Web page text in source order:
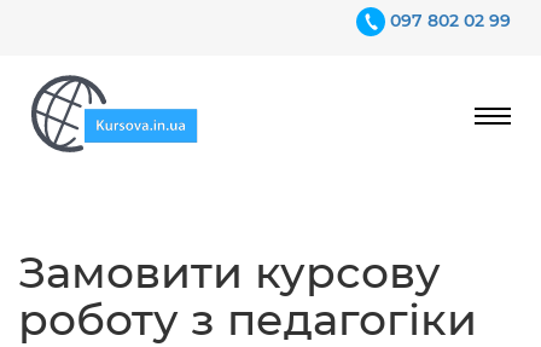
097 802 02 99
Замовити курсову
роботу з педагогіки
Гарантії
Відгуки